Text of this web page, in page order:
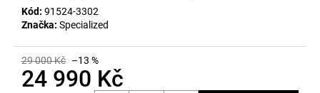
Kód: 91524-3302
Značka: Specialized
29 000 Kč –13 %
24 990 Kč